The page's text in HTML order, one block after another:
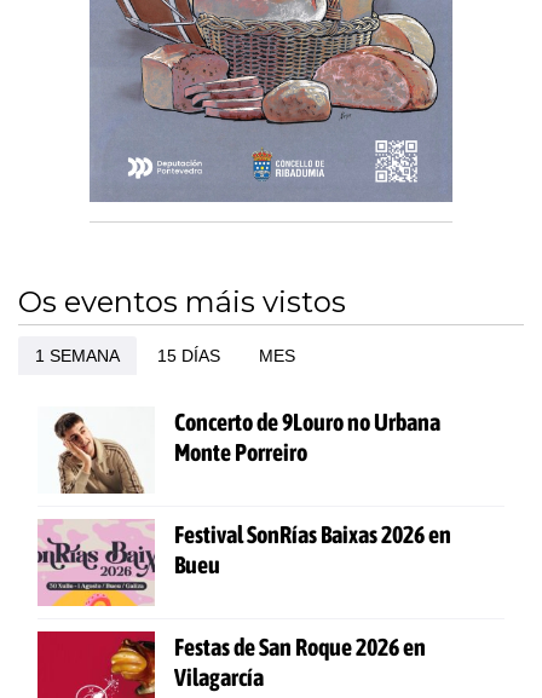
Os eventos máis vistos
1 SEMANA 15 DÍAS MES
Concerto de 9Louro no Urbana
Monte Porreiro
Festival SonRías Baixas 2026 en
Bueu
Festas de San Roque 2026 en
Vilagarcía